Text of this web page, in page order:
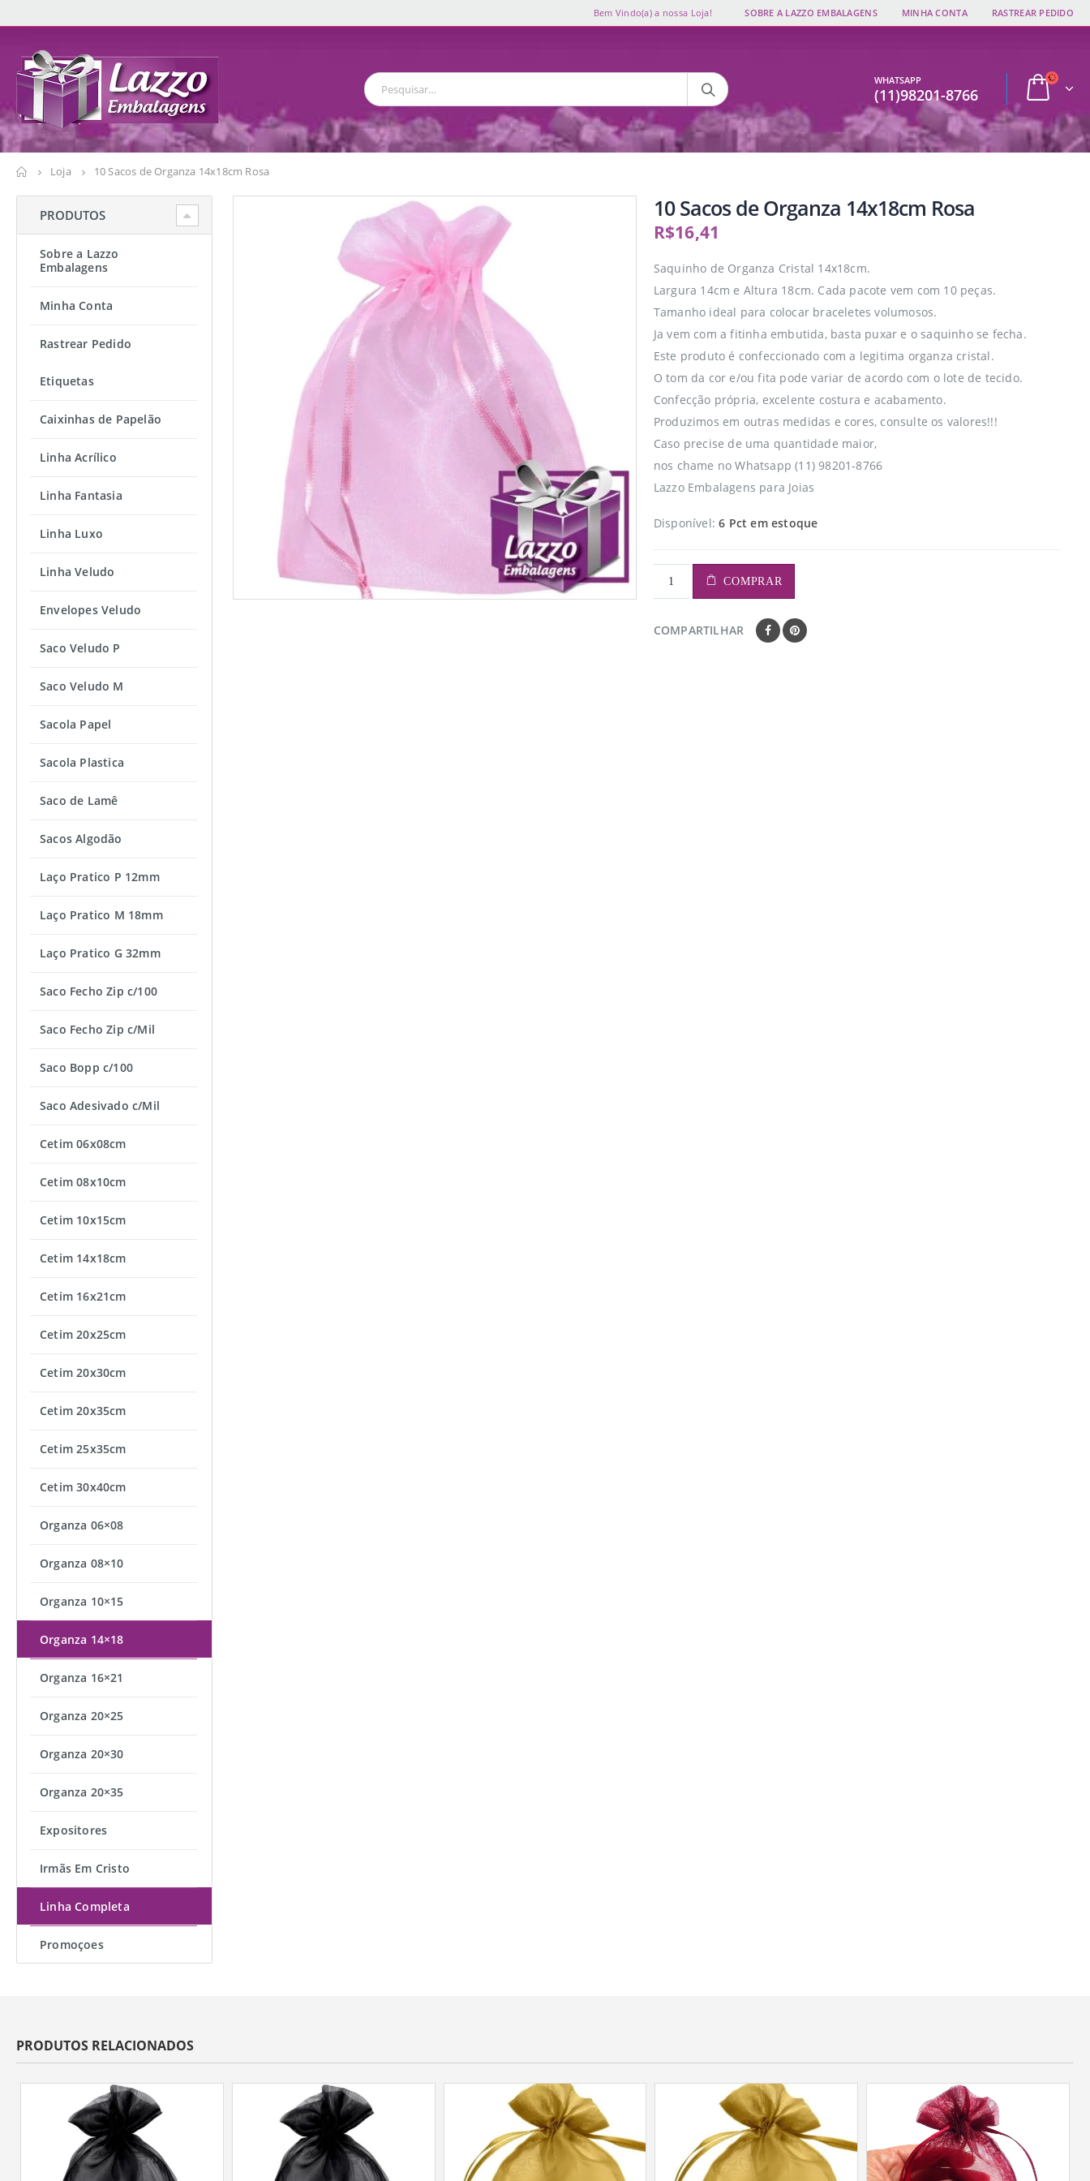
Bem Vindo(a) a nossa Loja! SOBRE A LAZZO EMBALAGENS MINHA CONTA RASTREAR PEDIDO
WHATSAPP
(11)98201-8766
Loja 10 Sacos de Organza 14x18cm Rosa
10 Sacos de Organza 14x18cm Rosa
R$16,41
Saquinho de Organza Cristal 14x18cm.
Largura 14cm e Altura 18cm. Cada pacote vem com 10 peças.
Tamanho ideal para colocar braceletes volumosos.
Ja vem com a fitinha embutida, basta puxar e o saquinho se fecha.
Este produto é confeccionado com a legitima organza cristal.
O tom da cor e/ou fita pode variar de acordo com o lote de tecido.
Confecção própria, excelente costura e acabamento.
Produzimos em outras medidas e cores, consulte os valores!!!
Caso precise de uma quantidade maior,
nos chame no Whatsapp (11) 98201-8766
Lazzo Embalagens para Joias
Disponível:6 Pct em estoque
COMPRAR
COMPARTILHAR
PRODUTOS
Sobre a Lazzo
Embalagens
Minha Conta
Rastrear Pedido
Etiquetas
Caixinhas de Papelão
Linha Acrílico
Linha Fantasia
Linha Luxo
Linha Veludo
Envelopes Veludo
Saco Veludo P
Saco Veludo M
Sacola Papel
Sacola Plastica
Saco de Lamê
Sacos Algodão
Laço Pratico P 12mm
Laço Pratico M 18mm
Laço Pratico G 32mm
Saco Fecho Zip c/100
Saco Fecho Zip c/Mil
Saco Bopp c/100
Saco Adesivado c/Mil
Cetim 06x08cm
Cetim 08x10cm
Cetim 10x15cm
Cetim 14x18cm
Cetim 16x21cm
Cetim 20x25cm
Cetim 20x30cm
Cetim 20x35cm
Cetim 25x35cm
Cetim 30x40cm
Organza 06×08
Organza 08×10
Organza 10×15
Organza 14×18
Organza 16×21
Organza 20×25
Organza 20×30
Organza 20×35
Expositores
Irmãs Em Cristo
Linha Completa
Promoçoes
PRODUTOS RELACIONADOS